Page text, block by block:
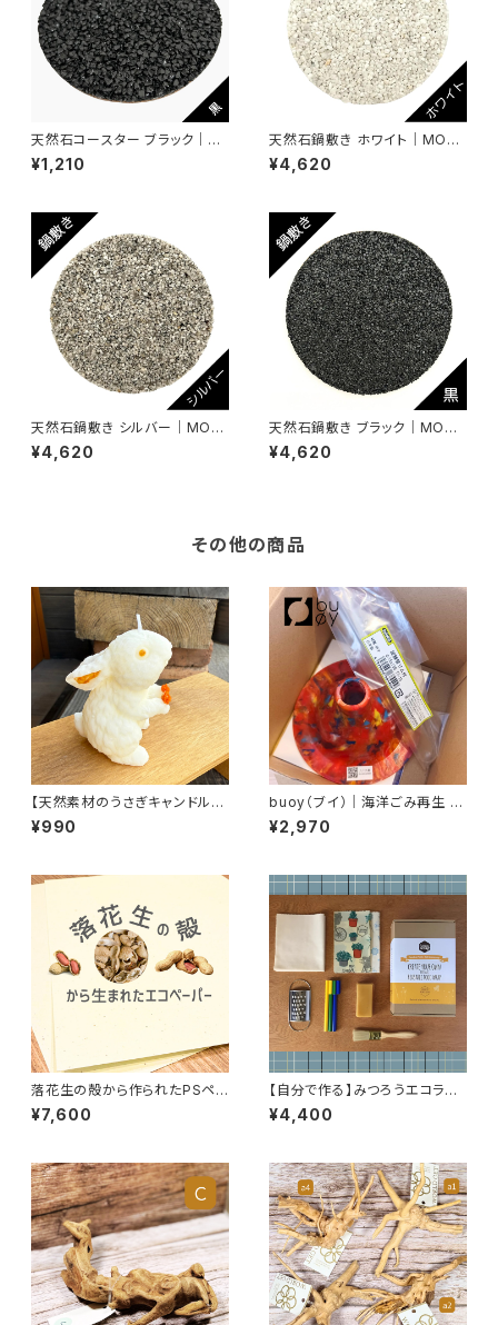
天然石コースター ブラック｜M
OODE モーデ｜アップサイク
ル・エコ・SDGs対応｜ハンドメ
¥1,210
天然石鍋敷き ホワイト｜MOO
DE モーデ｜アップサイクル・エ
コ・SDGs対応｜ハンドメイド・
¥4,620
天然石鍋敷き シルバー｜MOO
DE モーデ｜アップサイクル・エ
コ・SDGs対応｜ハンドメイド・
¥4,620
天然石鍋敷き ブラック｜MOO
DE モーデ｜アップサイクル・エ
コ・SDGs対応｜ハンドメイド・
¥4,620
その他の商品
【天然素材のうさぎキャンドル
ソイ＆蜜蝋のハンドメイドアロマ
キャンドル｜ひいらぎキャンド
ナブル 環境にやさしい
¥990
buoy（ブイ）｜海洋ごみ再生 ア
ップサイクル 一輪挿し（試験管）
｜サステナブル・エシカルギフ
¥2,970
落花生の殻から作られたPSペ
ーパー 薄め｜環境に優しいエ
コ・サステナブル素材・アップサ
¥7,600
【自分で作る】みつろうエコラッ
プ （スターターキット）
¥4,400